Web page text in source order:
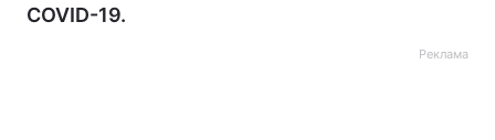
COVID-19.
Реклама